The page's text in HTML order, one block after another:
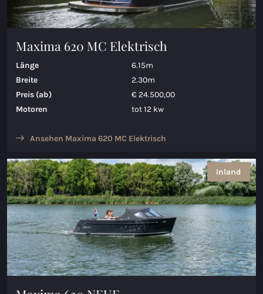
Maxima 620 MC Elektrisch
Länge
6.15m
Breite
2.30m
Preis (ab)
€ 24.500,00
Motoren
tot 12 kw
Ansehen Maxima 620 MC Elektrisch
Inland